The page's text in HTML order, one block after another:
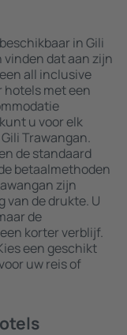
in Gili
dat aan zijn
all inclusive
hotels met een
u voor elk
Trawangan.
de standaard
betaalmethoden
zijn
van de drukte. U
de
korter verblijf.
een geschikt
uw reis of